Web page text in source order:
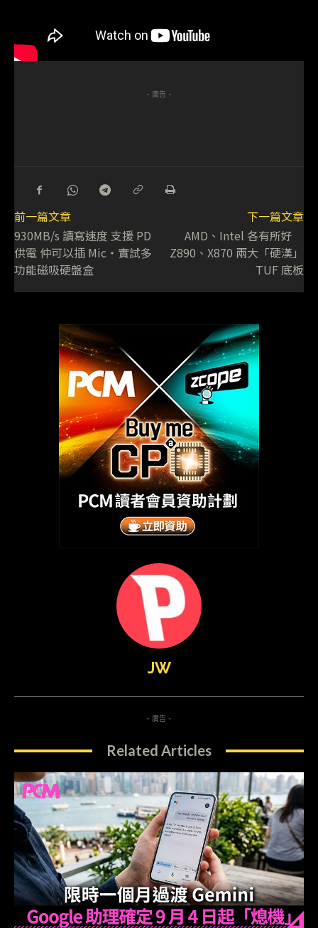
- 廣告 -
前一篇文章
930MB/s 讀寫速度 支援 PD
供電 仲可以插 Mic・實試多
功能磁吸硬盤盒
下一篇文章
AMD、Intel 各有所好
Z890、X870 兩大「硬漢」
TUF 底板
JW
- 廣告 -
Related Articles